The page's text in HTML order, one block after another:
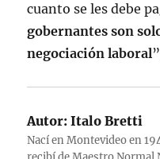
cuanto se les debe
gobernantes son
negociación laboral
Autor: Italo Bretti
Nací en Montevideo en